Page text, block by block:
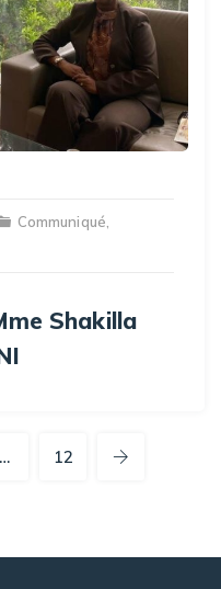
Communiqué
Shakilla
… 12